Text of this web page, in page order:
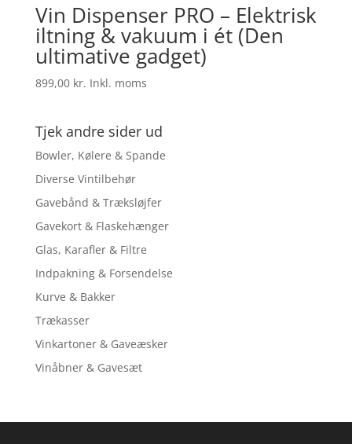
Vin Dispenser PRO – Elektrisk
iltning & vakuum i ét (Den
ultimative gadget)
899,00 kr. Inkl. moms
Tjek andre sider ud
Bowler, Kølere & Spande
Diverse Vintilbehør
Gavebånd & Træksløjfer
Gavekort & Flaskehænger
Glas, Karafler & Filtre
Indpakning & Forsendelse
Kurve & Bakker
Trækasser
Vinkartoner & Gaveæsker
Vinåbner & Gavesæt